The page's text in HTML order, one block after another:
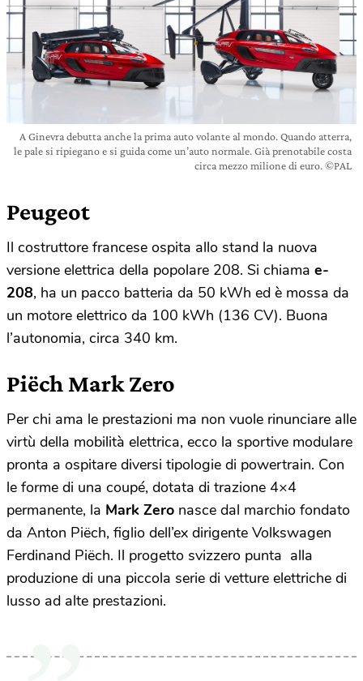
A Ginevra debutta anche la prima auto volante al mondo. Quando atterra,
le pale si ripiegano e si guida come un’auto normale. Già prenotabile costa
circa mezzo milione di euro. ©PAL
Peugeot
Il costruttore francese ospita allo stand la nuova
versione elettrica della popolare 208. Si chiama e-
208, ha un pacco batteria da 50 kWh ed è mossa da
un motore elettrico da 100 kWh (136 CV). Buona
l’autonomia, circa 340 km.
Piëch Mark Zero
Per chi ama le prestazioni ma non vuole rinunciare alle
virtù della mobilità elettrica, ecco la sportive modulare
pronta a ospitare diversi tipologie di powertrain. Con
le forme di una coupé, dotata di trazione 4×4
permanente, la Mark Zero nasce dal marchio fondato
da Anton Piëch, figlio dell’ex dirigente Volkswagen
Ferdinand Piëch. Il progetto svizzero punta alla
produzione di una piccola serie di vetture elettriche di
lusso ad alte prestazioni.